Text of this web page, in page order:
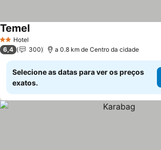
2 Estrelas
Hotel
Temel
6,4 300 a 0.8 km de Centro da cidade
Selecione as datas para ver os preços
exatos.